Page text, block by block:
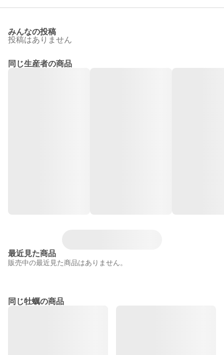
みんなの投稿
投稿はありません
同じ生産者の商品
最近見た商品
販売中の最近見た商品はありません。
同じ牡蠣の商品